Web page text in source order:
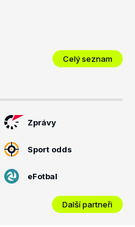
Celý seznam
Zprávy
Sport odds
eFotbal
Další partneři